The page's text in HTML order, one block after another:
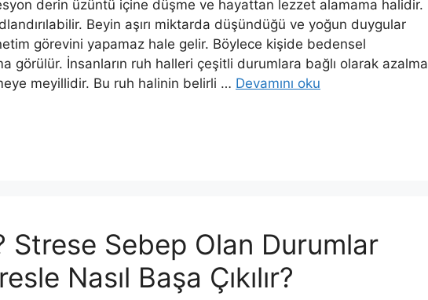
derin üzüntü içine düşme ve hayattan lezzet alamama halidir.
Beyin aşırı miktarda düşündüğü ve yoğun duygular
görevini yapamaz hale gelir. Böylece kişide bedensel
görülür. İnsanların ruh halleri çeşitli durumlara bağlı olarak azalma
meyillidir. Bu ruh halinin belirli … Devamını oku
Strese Sebep Olan Durumlar
Nasıl Başa Çıkılır?